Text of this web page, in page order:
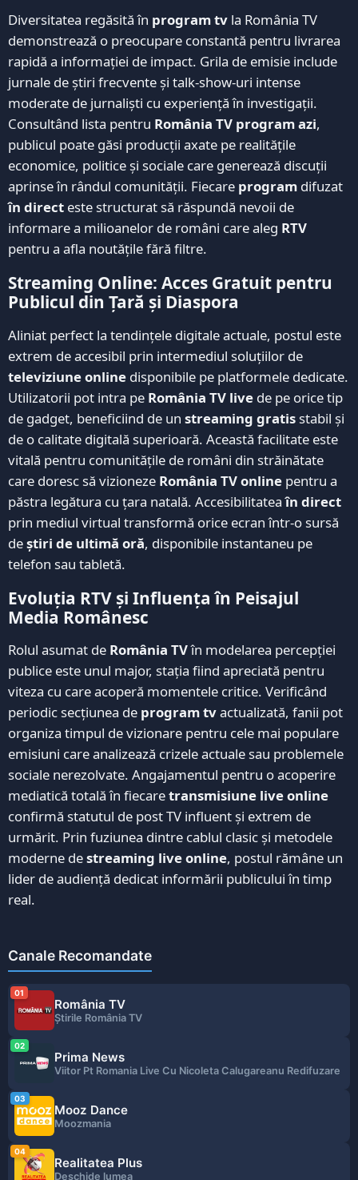
Diversitatea regăsită în program tv la România TV
demonstrează o preocupare constantă pentru livrarea
rapidă a informației de impact. Grila de emisie include
jurnale de știri frecvente și talk-show-uri intense
moderate de jurnaliști cu experiență în investigații.
Consultând lista pentru România TV program azi,
publicul poate găsi producții axate pe realitățile
economice, politice și sociale care generează discuții
aprinse în rândul comunității. Fiecare program difuzat
în direct este structurat să răspundă nevoii de
informare a milioanelor de români care aleg RTV
pentru a afla noutățile fără filtre.
Streaming Online: Acces Gratuit pentru
Publicul din Țară și Diaspora
Aliniat perfect la tendințele digitale actuale, postul este
extrem de accesibil prin intermediul soluțiilor de
televiziune online disponibile pe platformele dedicate.
Utilizatorii pot intra pe România TV live de pe orice tip
de gadget, beneficiind de un streaming gratis stabil și
de o calitate digitală superioară. Această facilitate este
vitală pentru comunitățile de români din străinătate
care doresc să vizioneze România TV online pentru a
păstra legătura cu țara natală. Accesibilitateaîn direct
prin mediul virtual transformă orice ecran într-o sursă
deștiri de ultimă oră, disponibile instantaneu pe
telefon sau tabletă.
Evoluția RTV și Influența în Peisajul
Media Românesc
Rolul asumat de România TVîn modelarea percepției
publice este unul major, stația fiind apreciată pentru
viteza cu care acoperă momentele critice. Verificând
periodic secțiunea de program tvactualizată, fanii pot
organiza timpul de vizionare pentru cele mai populare
emisiuni care analizează crizele actuale sau problemele
sociale nerezolvate. Angajamentul pentru o acoperire
mediatică totală în fiecaretransmisiune live online
confirmă statutul de post TV influent și extrem de
urmărit. Prin fuziunea dintre cablul clasic și metodele
moderne destreaming live online, postul rămâne un
lider de audiență dedicat informării publicului în timp
real.
Canale Recomandate
01
România TV
Ştirile România TV
02
Prima News
Viitor Pt Romania Live Cu Nicoleta Calugareanu Redifuzare
03
Mooz Dance
Moozmania
04
Realitatea Plus
Deschide lumea